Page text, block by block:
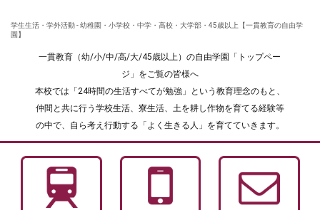
学生生活・学外活動 - 幼稚園・小学校・中学・高校・大学部・45歳以上【一貫教育の自由学
園】
一貫教育（幼/小/中/高/大/45歳以上）の自由学園「トップペー
ジ」をご覧の皆様へ
本校では「24時間の生活すべてが勉強」という教育理念のもと、
仲間と共に行う学校生活、寮生活、土を耕し作物を育てる経験等
の中で、自ら考え行動する「よく生きる人」を育てていきます。